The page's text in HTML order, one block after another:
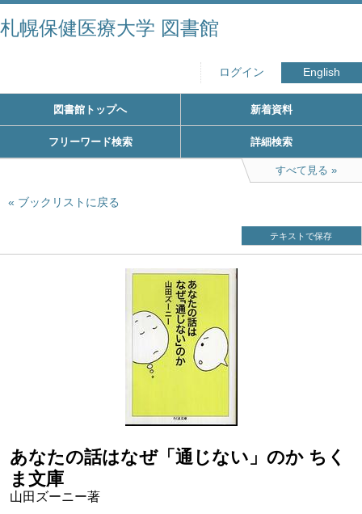
札幌保健医療大学 図書館
ログイン English
図書館トップへ 新着資料
フリーワード検索 詳細検索
すべて見る
ブックリストに戻る
テキストで保存
あなたの話はなぜ「通じない」のか ちく
ま文庫
山田ズーニー著